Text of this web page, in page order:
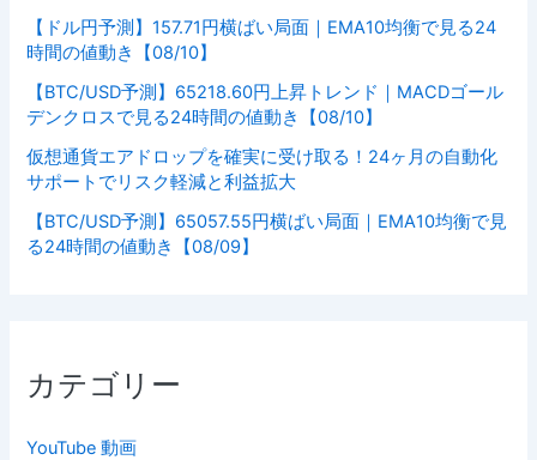
【ドル円予測】157.71円横ばい局面｜EMA10均衡で見る24
時間の値動き【08/10】
【BTC/USD予測】65218.60円上昇トレンド｜MACDゴール
デンクロスで見る24時間の値動き【08/10】
仮想通貨エアドロップを確実に受け取る！24ヶ月の自動化
サポートでリスク軽減と利益拡大
【BTC/USD予測】65057.55円横ばい局面｜EMA10均衡で見
る24時間の値動き【08/09】
カテゴリー
YouTube 動画